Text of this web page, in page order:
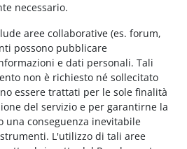
necessario.
aree collaborative (es. forum,
possono pubblicare
e dati personali. Tali
non è richiesto né sollecitato
essere trattati per le sole finalità
del servizio e per garantirne la
una conseguenza inevitabile
L'utilizzo di tali aree